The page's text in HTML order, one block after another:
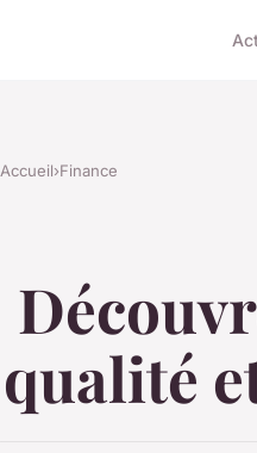
Accueil›Finance
qualité